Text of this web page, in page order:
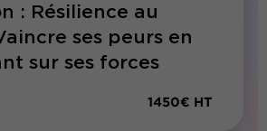
: Résilience au
ses peurs en
sur ses forces
1450€ HT